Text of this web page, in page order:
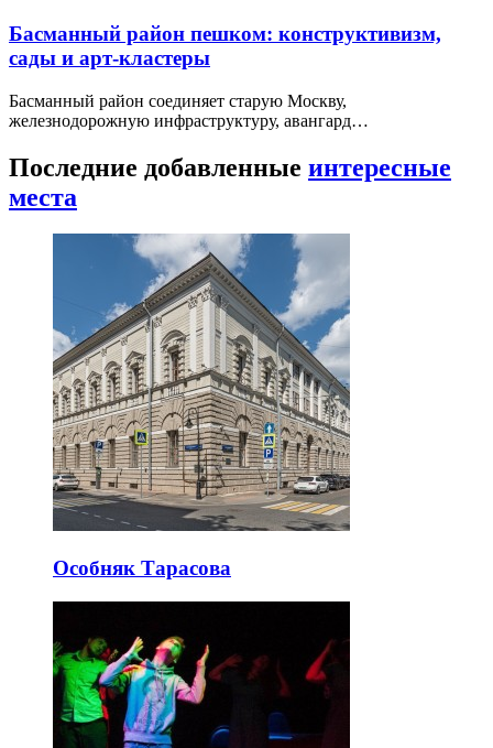
Басманный район пешком: конструктивизм,
сады и арт-кластеры
Басманный район соединяет старую Москву,
железнодорожную инфраструктуру, авангард…
Последние добавленные интересные
места
Особняк Тарасова